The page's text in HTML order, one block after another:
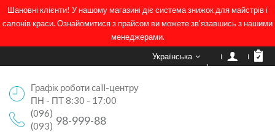
Шановні клієнти! У нашому магазині діє система знижок для майстрів і
салонів краси. Ознайомитися з прайсом ви можете зв'язавшись з нашими
менеджерами.
Українська
Графік роботи call-центру
ПН - ПТ 8:30 - 17:00
(096)
98-999-88
(093)